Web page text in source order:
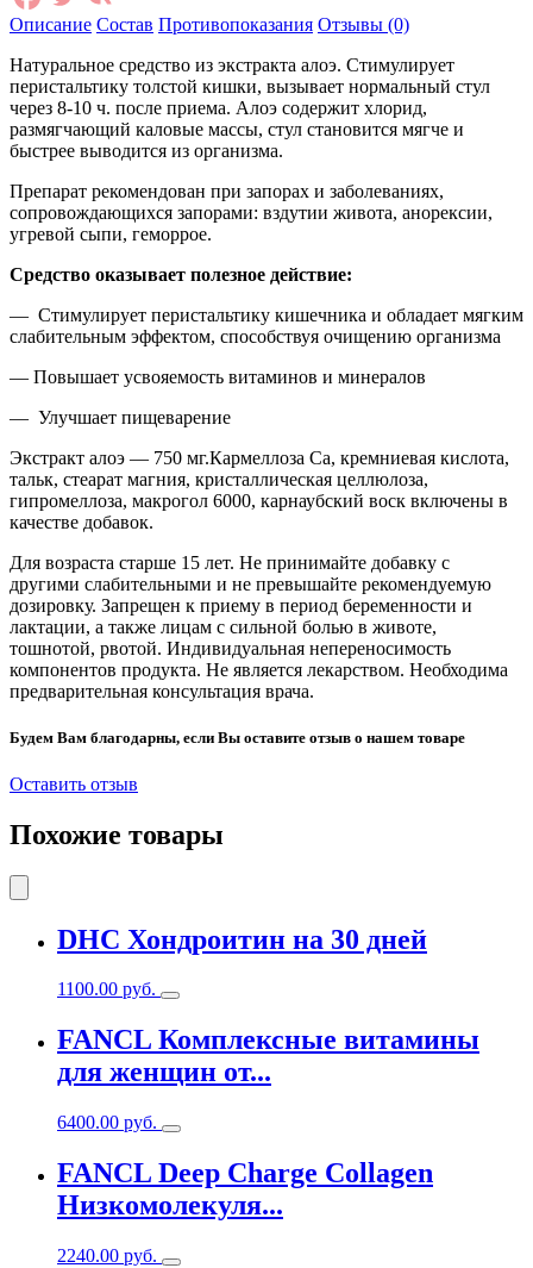
Описание Состав Противопоказания Отзывы (0)
Натуральное средство из экстракта алоэ. Стимулирует
перистальтику толстой кишки, вызывает нормальный стул
через 8-10 ч. после приема. Алоэ содержит хлорид,
размягчающий каловые массы, стул становится мягче и
быстрее выводится из организма.
Препарат рекомендован при запорах и заболеваниях,
сопровождающихся запорами: вздутии живота, анорексии,
угревой сыпи, геморрое.
Средство оказывает полезное действие:
— Стимулирует перистальтику кишечника и обладает мягким
слабительным эффектом, способствуя очищению организма
— Повышает усвояемость витаминов и минералов
— Улучшает пищеварение
Экстракт алоэ — 750 мг.Кармеллоза Са, кремниевая кислота,
тальк, стеарат магния, кристаллическая целлюлоза,
гипромеллоза, макрогол 6000, карнаубский воск включены в
качестве добавок.
Для возраста старше 15 лет. Не принимайте добавку с
другими слабительными и не превышайте рекомендуемую
дозировку. Запрещен к приему в период беременности и
лактации, а также лицам с сильной болью в животе,
тошнотой, рвотой. Индивидуальная непереносимость
компонентов продукта. Не является лекарством. Необходима
предварительная консультация врача.
Будем Вам благодарны, если Вы оставите отзыв о нашем товаре
Оставить отзыв
Похожие товары
DHC Хондроитин на 30 дней
1100.00 руб.
FANCL Комплексные витамины
для женщин от...
6400.00 руб.
FANCL Deep Charge Collagen
Низкомолекуля...
2240.00 руб.